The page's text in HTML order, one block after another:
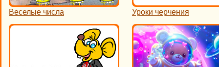
​Веселые числа Уроки черчения